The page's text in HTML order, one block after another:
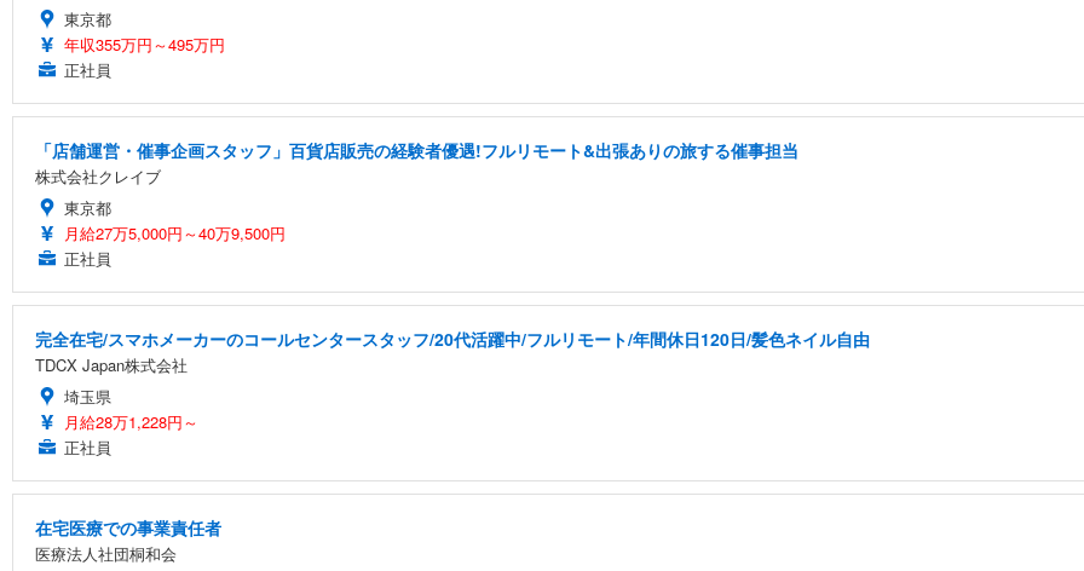
東京都
年収355万円～495万円
正社員
「店舗運営・催事企画スタッフ」百貨店販売の経験者優遇!フルリモート&出張ありの旅する催事担当
株式会社クレイブ
東京都
月給27万5,000円～40万9,500円
正社員
完全在宅/スマホメーカーのコールセンタースタッフ/20代活躍中/フルリモート/年間休日120日/髪色ネイル自由
TDCX Japan株式会社
埼玉県
月給28万1,228円～
正社員
在宅医療での事業責任者
医療法人社団桐和会